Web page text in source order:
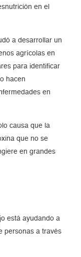
en el
a desarrollar un
agrícolas en
para identificar
hacen
en
causa que la
que no se
en grandes
está ayudando a
personas a través